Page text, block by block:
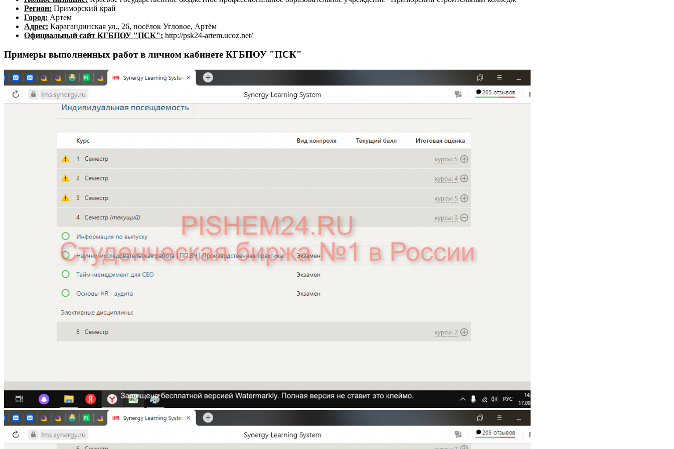
Регион: Приморский край
Город: Артем
Адрес: Карагандинская ул., 26, посёлок Угловое, Артём
Официальный сайт КГБПОУ "ПСК": http://psk24-artem.ucoz.net/
Примеры выполненных работ в личном кабинете КГБПОУ "ПСК"